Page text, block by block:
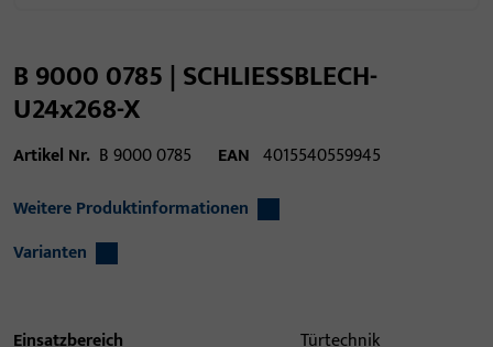
B 9000 0785 | SCHLIESSBLECH-
U24x268-X
Artikel Nr. B 9000 0785 EAN 4015540559945
Weitere Produktinformationen
Varianten
Einsatzbereich
Türtechnik